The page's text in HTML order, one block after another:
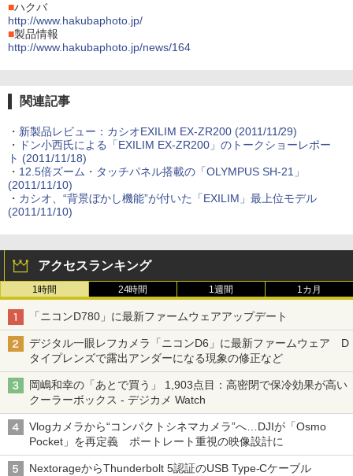
■ハクバ
http://www.hakubaphoto.jp/
■製品情報
http://www.hakubaphoto.jp/news/164
関連記事
・ 新製品レビュー：カシオEXILIM EX-ZR200 (2011/11/29)
・
ドン小西氏による「EXILIM EX-ZR200」のトークショーレポー
ト (2011/11/18)
・ 12.5倍ズーム・タッチパネル搭載の「OLYMPUS SH-21」
(2011/11/10)
・ カシオ、“背景ぼかし機能”が付いた「EXILIM」最上位モデル
(2011/11/10)
アクセスランキング
1時間 24時間 1週間 1カ月
「ニコンD780」に最新ファームウェアアップデート
デジタル一眼レフカメラ「ニコンD6」に最新ファームウェア D
タイプレンズで露出アンダーになる現象の修正など
岡嶋和幸の「あとで買う」 1,903点目：高密閉で保冷効果が高い
クーラーボックス - デジカメ Watch
Vlogカメラから“コンパクトシネマカメラ”へ…DJIが「Osmo
Pocket」を再定義 ポートレート重視の映像設計に
NextorageからThunderbolt 5認証のUSB Type-Cケーブル